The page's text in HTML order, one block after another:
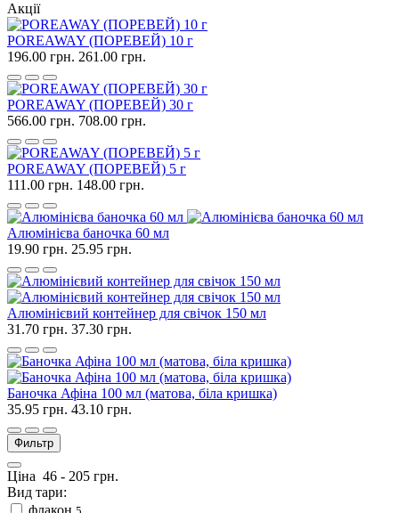
Акції
POREAWAY (ПОРЕВЕЙ) 10 г
196.00 грн. 261.00 грн.
POREAWAY (ПОРЕВЕЙ) 30 г
566.00 грн. 708.00 грн.
POREAWAY (ПОРЕВЕЙ) 5 г
111.00 грн. 148.00 грн.
Алюмінієва баночка 60 мл
19.90 грн. 25.95 грн.
Алюмінієвий контейнер для свічок 150 мл
31.70 грн. 37.30 грн.
Баночка Афіна 100 мл (матова, біла кришка)
35.95 грн. 43.10 грн.
Фильтр
Ціна 46 - 205 грн.
Вид тари:
флакон